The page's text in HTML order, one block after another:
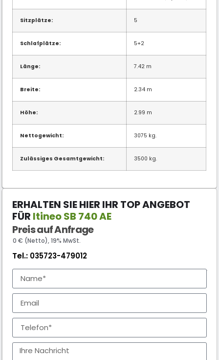
Sitzplätze: 5
Schlafplätze: 5+2
Länge: 7.42 m
Breite: 2.34 m
Höhe: 2.99 m
Nettogewicht: 3075 kg.
Zulässiges Gesamtgewicht: 3500 kg.
ERHALTEN SIE HIER IHR TOP ANGEBOT
FÜR Itineo SB 740 AE
Preis auf Anfrage
0 € (Netto), 19% MwSt.
Tel.: 035723-479012